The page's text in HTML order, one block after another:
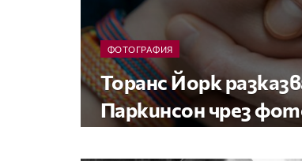
ФОТОГРАФИЯ
Торанс Йорк
Паркинсон чрез